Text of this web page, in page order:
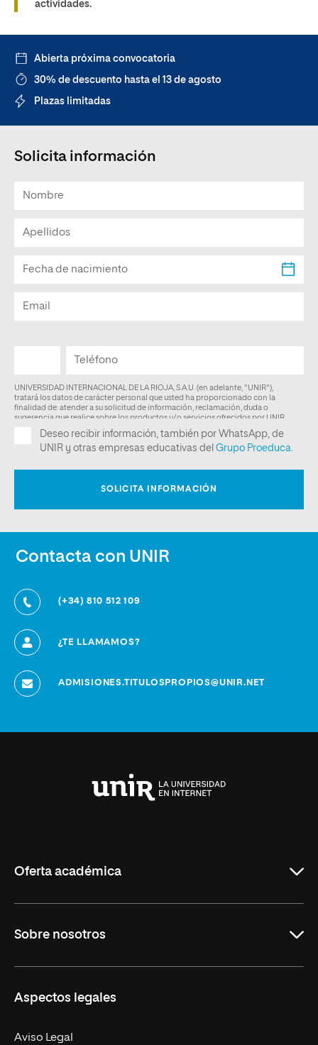
actividades.
Abierta próxima convocatoria
30% de descuento hasta el 13 de agosto
Plazas limitadas
Solicita información
Contacta con UNIR
(+34) 810 512 109
¿TE LLAMAMOS?
ADMISIONES.TITULOSPROPIOS@UNIR.NET
Oferta académica
Másteres Oficiales
Doctorados
Experto Universitario
Sobre nosotros
Facultades
Nuestro Equipo
Aspectos legales
Aviso Legal